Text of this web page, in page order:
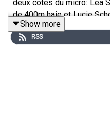
deux côtés du micro: Léa
de 400m haie et Lucie
sport et des médias à
Show more
RSS